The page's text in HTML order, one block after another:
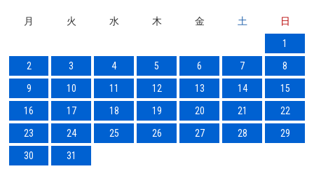
月 火 水 木 金 土
日
1
2
3 4 5 6 7
8
9
10 11 12 13 14
15
16
17 18 19 20 21
22
23
24 25 26 27 28
29
30
31